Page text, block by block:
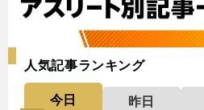
人気記事ランキング
今日 昨日